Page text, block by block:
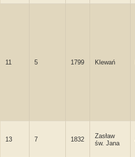
11 5 1799 Klewań
13 7 1832
Zasław
św. Jana